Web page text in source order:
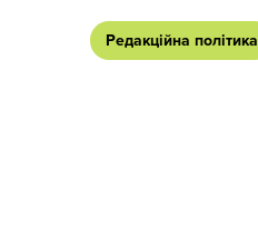
Редакційна політика